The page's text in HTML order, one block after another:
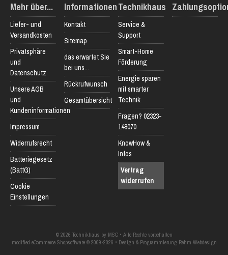
Mehr über...
Liefer- und
Versandkosten
Privatsphäre
und
Datenschutz
Unsere AGB
und
Kundeninformationen
Impressum
Widerrufsrecht
Batteriegesetz
(BattG)
Cookie
Einstellungen
Informationen
Kontakt
Sitemap
das erwartet Sie
bei uns...
Rückrufwunsch
Gesamtübersicht
Technikhaus
Service &
Support
Smart-Home
Förderung
Energie sparen
mit smarter
Technik
Fragen? 02323-
148070
KnowHow &
Infos
Vertrag
widerrufen
© 2026 Technikhaus by MSC • Alle Rechte vorbehalten
modified eCommerce Shopsoftware © 2009-2026 • Design & Programmierung Rehm Webdesign